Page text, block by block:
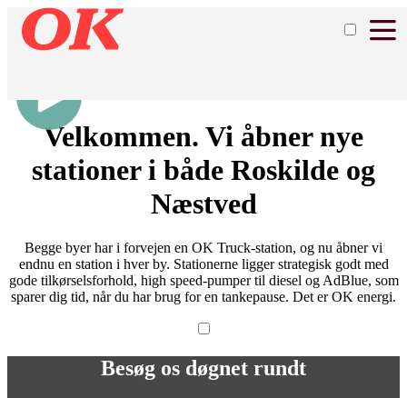
Velkommen. Vi åbner nye
stationer i både Roskilde og
Næstved
Begge byer har i forvejen en OK Truck-station, og nu åbner vi
endnu en station i hver by. Stationerne ligger strategisk godt med
gode tilkørselsforhold, high speed-pumper til diesel og AdBlue, som
sparer dig tid, når du har brug for en tankepause. Det er OK energi.
Besøg os døgnet rundt